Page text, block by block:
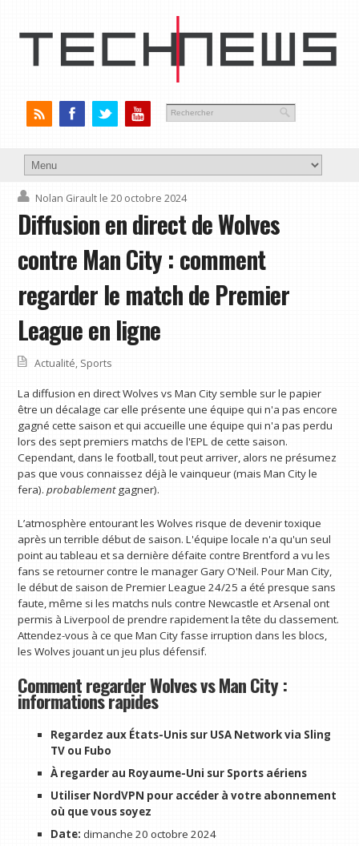
Nolan Girault le 20 octobre 2024
Diffusion en direct de Wolves
contre Man City : comment
regarder le match de Premier
League en ligne
Actualité, Sports
La diffusion en direct Wolves vs Man City semble sur le papier
être un décalage car elle présente une équipe qui n'a pas encore
gagné cette saison et qui accueille une équipe qui n'a pas perdu
lors des sept premiers matchs de l'EPL de cette saison.
Cependant, dans le football, tout peut arriver, alors ne présumez
pas que vous connaissez déjà le vainqueur (mais Man City le
fera).probablementgagner).
L’atmosphère entourant les Wolves risque de devenir toxique
après un terrible début de saison. L'équipe locale n'a qu'un seul
point au tableau et sa dernière défaite contre Brentford a vu les
fans se retourner contre le manager Gary O'Neil. Pour Man City,
le début de saison de Premier League 24/25 a été presque sans
faute, même si les matchs nuls contre Newcastle et Arsenal ont
permis à Liverpool de prendre rapidement la tête du classement.
Attendez-vous à ce que Man City fasse irruption dans les blocs,
les Wolves jouant un jeu plus défensif.
Comment regarder Wolves vs Man City :
informations rapides
Regardez aux États-Unis sur USA Network via Sling
TVou Fubo
À regarder au Royaume-Uni sur Sports aériens
Utiliser NordVPN pour accéder à votre abonnement
où que vous soyez
Date: dimanche 20 octobre 2024